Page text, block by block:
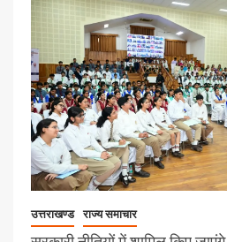
उत्तराखण्ड राज्य समाचार